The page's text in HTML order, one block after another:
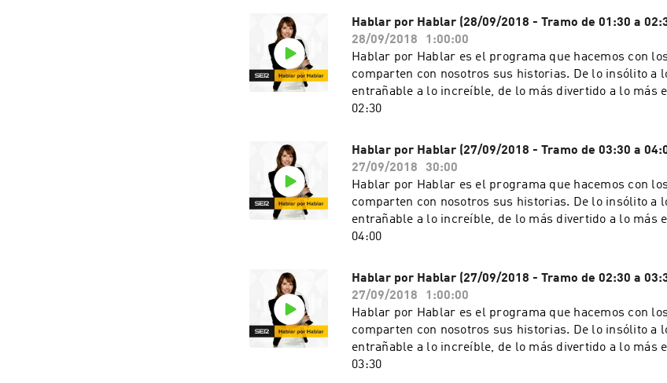
Hablar por Hablar (28/09/2018 - Tramo de 01:30 a
28/09/2018
1:00:00
Hablar por Hablar es el programa que hacemos con
comparten con nosotros sus historias. De lo insólito a
entrañable a lo increíble, de lo más divertido a lo más
02:30
Hablar por Hablar (27/09/2018 - Tramo de 03:30 a
27/09/2018
30:00
Hablar por Hablar es el programa que hacemos con
comparten con nosotros sus historias. De lo insólito a
entrañable a lo increíble, de lo más divertido a lo más
04:00
Hablar por Hablar (27/09/2018 - Tramo de 02:30 a
27/09/2018
1:00:00
Hablar por Hablar es el programa que hacemos con
comparten con nosotros sus historias. De lo insólito a
entrañable a lo increíble, de lo más divertido a lo más
03:30